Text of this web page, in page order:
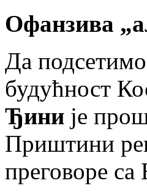
Офанзива
Да
будућност
Ђини је
Приштини
преговоре са